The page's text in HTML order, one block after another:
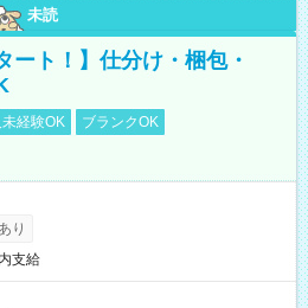
未読
ート！】仕分け・梱包・
経験OK
ブランクOK
り
支給